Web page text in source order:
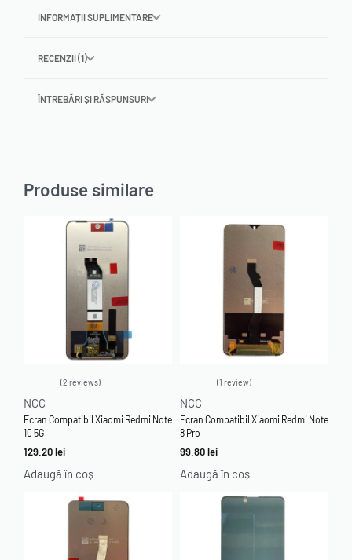
INFORMAȚII SUPLIMENTARE
RECENZII (1)
ÎNTREBĂRI ȘI RĂSPUNSURI
Produse similare
2 reviews
NCC
Ecran Compatibil Xiaomi Redmi Note
10 5G
129.20lei
Adaugă în coș
1 review
NCC
Ecran Compatibil Xiaomi Redmi Note
8 Pro
99.80lei
Adaugă în coș